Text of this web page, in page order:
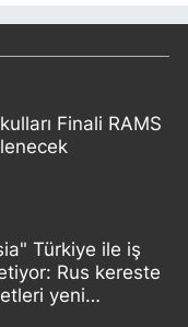
Finali RAMS
Türkiye ile iş
Rus kereste
yeni